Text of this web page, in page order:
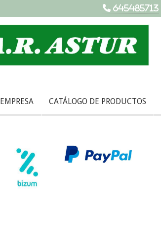
645485713
EMPRESA CATÁLOGO DE PRODUCTOS